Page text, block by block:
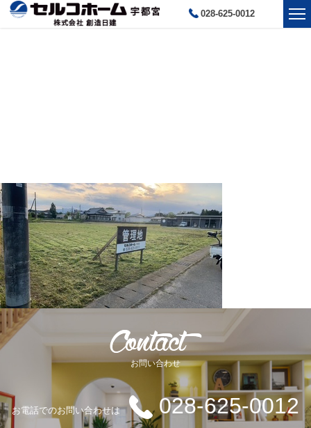
028-625-0012
お問い合わせ
お電話でのお問い合わせは 028-625-0012